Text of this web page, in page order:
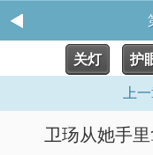
关灯 护
上
卫玚从她手